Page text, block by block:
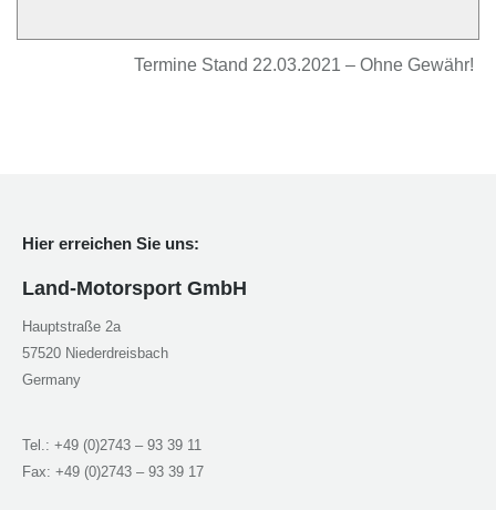
Termine Stand 22.03.2021 – Ohne Gewähr!
Hier erreichen Sie uns:
Land-Motorsport GmbH
Hauptstraße 2a
57520 Niederdreisbach
Germany
Tel.: +49 (0)2743 – 93 39 11
Fax: +49 (0)2743 – 93 39 17